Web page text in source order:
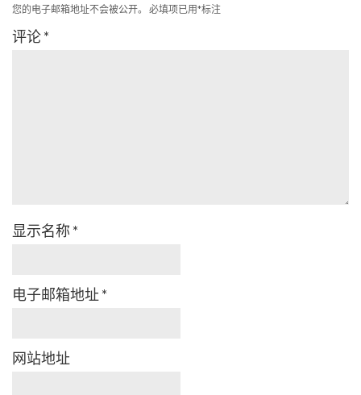
您的电子邮箱地址不会被公开。 必填项已用*标注
评论*
显示名称 *
电子邮箱地址 *
网站地址